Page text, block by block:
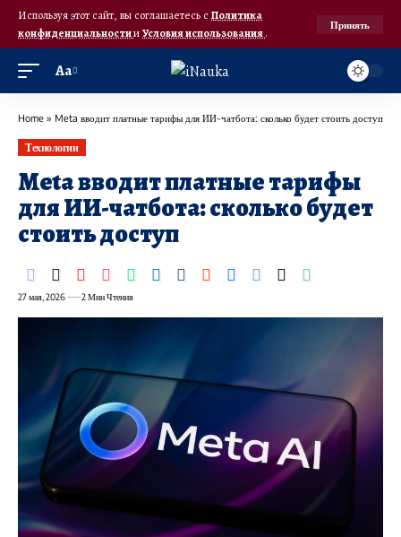
Используя этот сайт, вы соглашаетесь с Политика
конфиденциальностииУсловия использования.
Принять
Аа
Home » Meta вводит платные тарифы для ИИ-чатбота: сколько будет стоить доступ
Технологии
Meta вводит платные тарифы
для ИИ-чатбота: сколько будет
стоить доступ
27 мая, 2026 2 Мин Чтения